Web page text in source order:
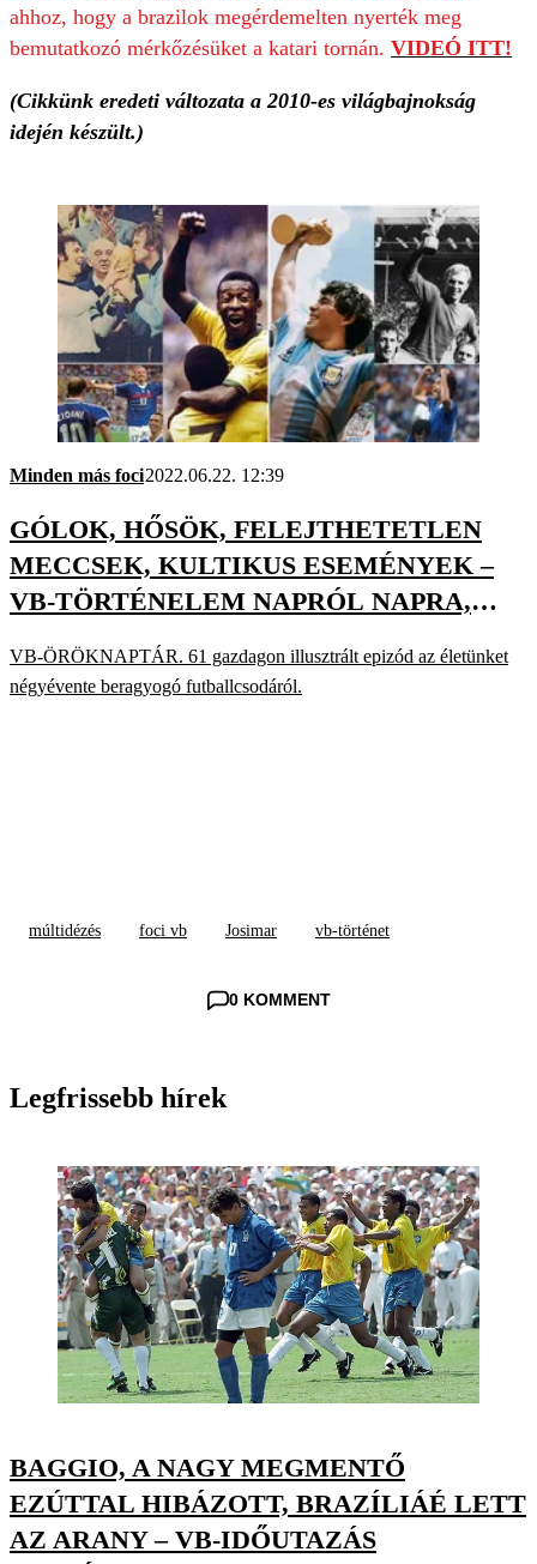
ahhoz, hogy a brazilok megérdemelten nyerték meg
bemutatkozó mérkőzésüket a katari tornán. VIDEÓ ITT!
(Cikkünk eredeti változata a 2010-es világbajnokság
idején készült.)
Minden más foci2022.06.22. 12:39
GÓLOK, HŐSÖK, FELEJTHETETLEN
MECCSEK, KULTIKUS ESEMÉNYEK –
VB-TÖRTÉNELEM NAPRÓL NAPRA,
RENGETEG VIDEÓVAL
VB-ÖRÖKNAPTÁR. 61 gazdagon illusztrált epizód az életünket
négyévente beragyogó futballcsodáról.
múltidézés foci vb Josimar vb-történet
0 KOMMENT
Legfrissebb hírek
BAGGIO, A NAGY MEGMENTŐ
EZÚTTAL HIBÁZOTT, BRAZÍLIÁÉ LETT
AZ ARANY – VB-IDŐUTAZÁS